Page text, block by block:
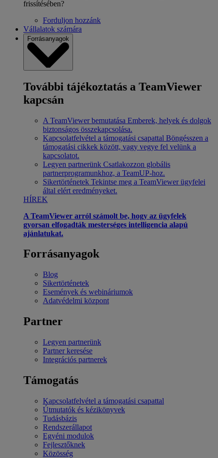
frissítésében?
Forduljon hozzánk
Vállalatok számára
Forrásanyagok
További tájékoztatás a TeamViewer
kapcsán
A TeamViewer bemutatása Emberek, helyek és dolgok
biztonságos összekapcsolása.
Kapcsolatfelvétel a támogatási csapattal Böngésszen a
támogatási cikkek között, vagy vegye fel velünk a
kapcsolatot.
Legyen partnerünk Csatlakozzon globális
partnerprogramunkhoz, a TeamUP-hoz.
Sikertörténetek Tekintse meg a TeamViewer ügyfelei
által elért eredményeket.
HÍREK
A TeamViewer arról számolt be, hogy az ügyfelek
gyorsan elfogadták mesterséges intelligencia alapú
ajánlatukat.
Forrásanyagok
Blog
Sikertörténetek
Események és webináriumok
Adatvédelmi központ
Partner
Legyen partnerünk
Partner keresése
Integrációs partnerek
Támogatás
Kapcsolatfelvétel a támogatási csapattal
Útmutatók és kézikönyvek
Tudásbázis
Rendszerállapot
Egyéni modulok
Fejlesztőknek
Közösség